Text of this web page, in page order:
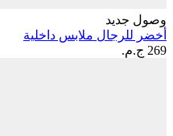
وصول جديد
أخضر للرجال ملابس داخلية
269 ج.م.‏